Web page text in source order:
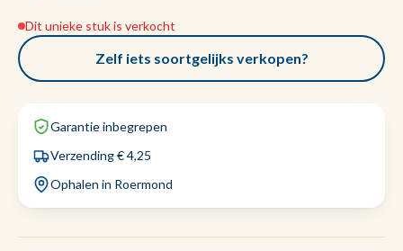
Dit unieke stuk is verkocht
Zelf iets soortgelijks verkopen?
Garantie inbegrepen
Verzending € 4,25
Ophalen in Roermond